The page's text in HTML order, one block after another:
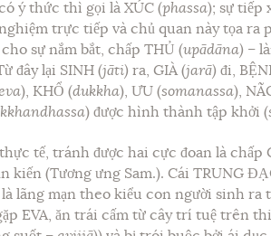
ý thức thì gọi là XÚC (phassa); sự tiếp
trực tiếp và chủ quan này tọa ra
sự nắm bắt, chấp THỦ (upādāna) –
đây lại SINH (jāti) ra, GIÀ (jarā) đi,
), KHỔ (dukkha), ƯU (somanassa),
) được hình thành tập khởi (
tế, tránh được hai cực đoan là chấp
kiến (Tương ưng Sam.). Cái TRUNG
lãng mạn theo kiểu con người sinh ra
EVA, ăn trái cấm từ cây trí tuệ trên